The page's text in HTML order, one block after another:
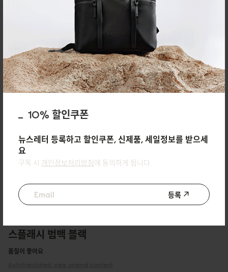
10% 할인쿠폰
뉴스레터 등록하고 할인쿠폰, 신제품, 세일정보를 받으세
요
구독 시 개인정보처리방침에 동의하게 됩니다.
등록
lightweight, yet it’s spacious enough to hold all the everyday essentials. The
smooth zippers and clean stitching give it a high-quality, well-made feel,
and the adjustable strap adds extra comfort and flexibility. It’s the kind of
bag you can wear daily—stylish, functional, and timeless all at once.
스플래시 범백 블랙
품질이 좋아요